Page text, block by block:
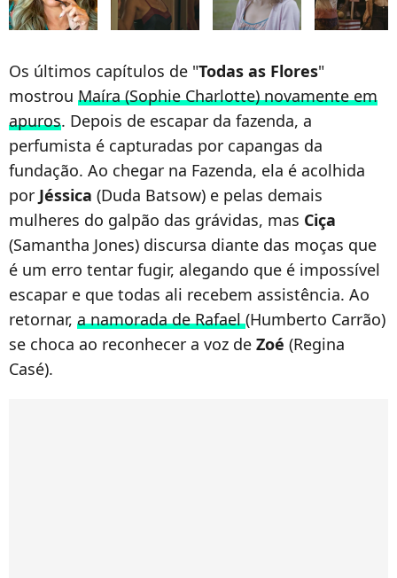
Os últimos capítulos de "Todas as Flores"
mostrou Maíra (Sophie Charlotte) novamente em
apuros. Depois de escapar da fazenda, a
perfumista é capturadas por capangas da
fundação. Ao chegar na Fazenda, ela é acolhida
por Jéssica (Duda Batsow) e pelas demais
mulheres do galpão das grávidas, mas Ciça
(Samantha Jones) discursa diante das moças que
é um erro tentar fugir, alegando que é impossível
escapar e que todas ali recebem assistência. Ao
retornar, a namorada de Rafael(Humberto Carrão)
se choca ao reconhecer a voz de Zoé (Regina
Casé).